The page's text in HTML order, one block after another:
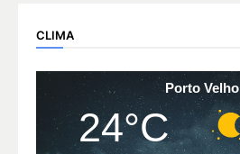
CLIMA
Porto Velho
24°C